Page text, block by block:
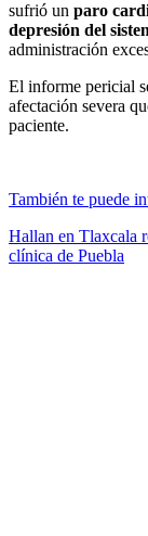
sufrió un paro
depresión del
administración
El informe pericial
afectación severa
paciente.
También te puede
Hallan en Tlaxcala
clínica de Puebla